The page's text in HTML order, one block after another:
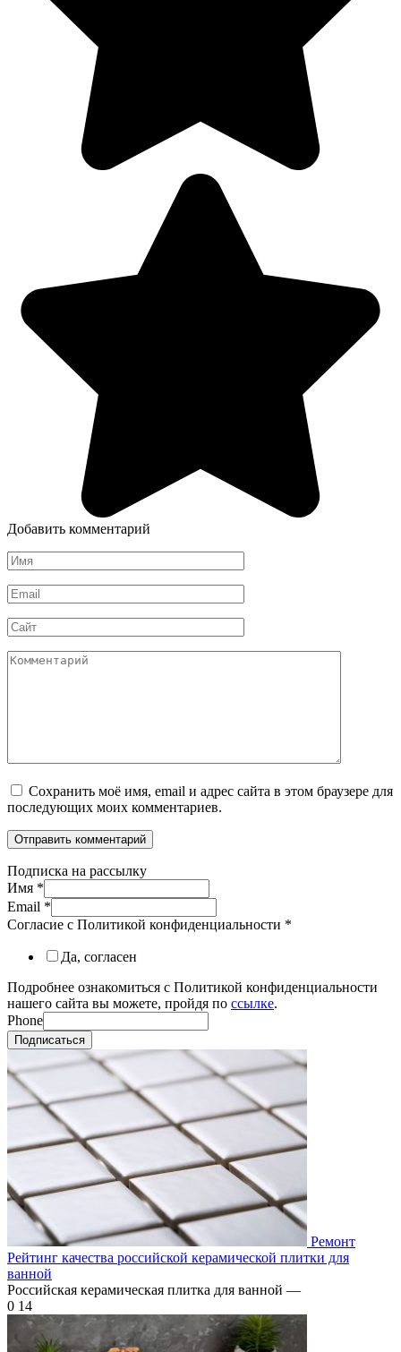
Добавить комментарий
Имя
*
Email
*
Сайт
Комментарий
Сохранить моё имя, email и адрес сайта в этом браузере для
последующих моих комментариев.
Подписка на рассылку
Имя *
Email *
Согласие с Политикой конфиденциальности *
Да, согласен
Подробнее ознакомиться с Политикой конфиденциальности
нашего сайта вы можете, пройдя по ссылке.
Phone
Подписаться
Ремонт
Рейтинг качества российской керамической плитки для
ванной
Российская керамическая плитка для ванной —
0 14